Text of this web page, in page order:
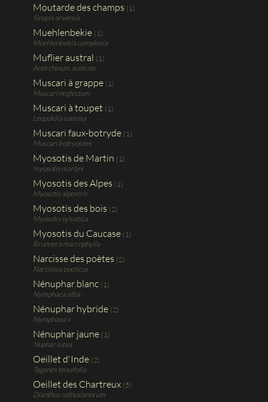
Moutarde des champs (1)
Sinapis arvensis
Muehlenbekie (1)
Muehlenbekia complexia
Muflier austral (1)
Antirrhinum australe
Muscari à grappe (1)
Muscari neglectum
Muscari à toupet (1)
Leopoldia comosa
Muscari faux-botryde (1)
Muscari botryoides
Myosotis de Martin (1)
myosotis martini
Myosotis des Alpes (1)
Myosotis alpestris
Myosotis des bois (2)
Myosotis sylvatica
Myosotis du Caucase (1)
Brunnera macrophylla
Narcisse des poètes (2)
Narcissus poeticus
Nénuphar blanc (1)
Nymphaea alba
Nénuphar hybride (2)
Nymphaea x
Nénuphar jaune (1)
Nuphar lutea
Oeillet d'Inde (2)
Tagenes tenuifolia
Oeillet des Chartreux (5)
Dianthus cathusianorum